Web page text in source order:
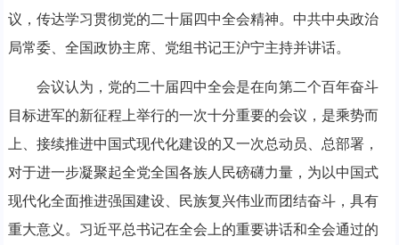
议，传达学习贯彻党的二十届四中全会精神。中共中央政治
局常委、全国政协主席、党组书记王沪宁主持并讲话。
会议认为，党的二十届四中全会是在向第二个百年奋斗
目标进军的新征程上举行的一次十分重要的会议，是乘势而
上、接续推进中国式现代化建设的又一次总动员、总部署，
对于进一步凝聚起全党全国各族人民磅礴力量，为以中国式
现代化全面推进强国建设、民族复兴伟业而团结奋斗，具有
重大意义。习近平总书记在全会上的重要讲话和全会通过的